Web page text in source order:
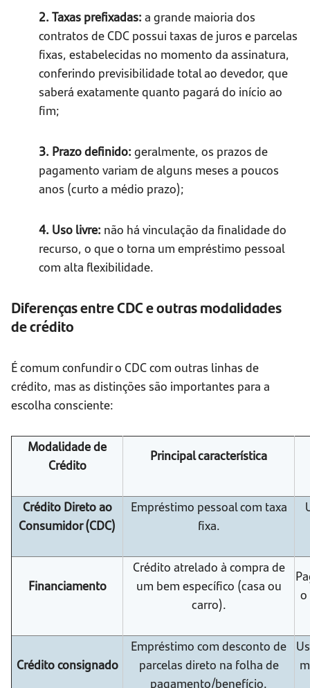
2. Taxas prefixadas: a grande maioria dos
contratos de CDC possui taxas de juros e parcelas
fixas, estabelecidas no momento da assinatura,
conferindo previsibilidade total ao devedor, que
saberá exatamente quanto pagará do início ao
fim;
3. Prazo definido: geralmente, os prazos de
pagamento variam de alguns meses a poucos
anos (curto a médio prazo);
4. Uso livre: não há vinculação da finalidade do
recurso, o que o torna um empréstimo pessoal
com alta flexibilidade.
Diferenças entre CDC e outras modalidades
de crédito
É comum confundir o CDC com outras linhas de
crédito, mas as distinções são importantes para a
escolha consciente:
Modalidade de
Crédito
Principal característica
Crédito Direto ao
Consumidor (CDC)
Empréstimo pessoal com taxa
fixa.
Financiamento
Crédito atrelado à compra de
um bem específico (casa ou
carro).
o
Crédito consignado
Empréstimo com desconto de
parcelas direto na folha de
pagamento/benefício.